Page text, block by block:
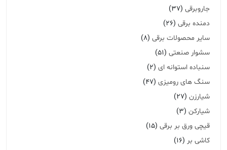
جاروبرقی (37)
دمنده برقی (26)
سایر محصولات برقی (8)
سشوار صنعتی (51)
سنباده استوانه ای (2)
سنگ های رومیزی (47)
شیارزن (27)
شیارکن (3)
قیچی ورق بر برقی (15)
کاشی بر (16)